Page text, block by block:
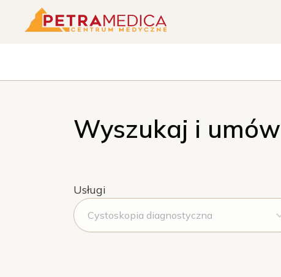
Wyszukaj i umów
Usługi
Cystoskopia diagnostyczna